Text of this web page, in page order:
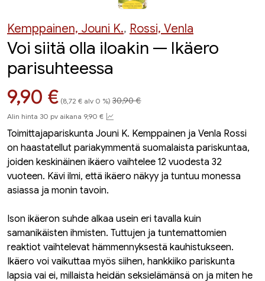
Kemppainen, Jouni K., Rossi, Venla
Voi siitä olla iloakin — Ikäero
parisuhteessa
Hinta nyt
9,90 € (8,72 € alv 0 %) 30,90 €
Alin hinta 30 pv aikana 9,90 €
Toimittajapariskunta Jouni K. Kemppainen ja Venla Rossi
on haastatellut pariakymmentä suomalaista pariskuntaa,
joiden keskinäinen ikäero vaihtelee 12 vuodesta 32
vuoteen. Kävi ilmi, että ikäero näkyy ja tuntuu monessa
asiassa ja monin tavoin.
Ison ikäeron suhde alkaa usein eri tavalla kuin
samanikäisten ihmisten. Tuttujen ja tuntemattomien
reaktiot vaihtelevat hämmennyksestä kauhistukseen.
Ikäero voi vaikuttaa myös siihen, hankkiiko pariskunta
lapsia vai ei, millaista heidän seksielämänsä on ja miten he